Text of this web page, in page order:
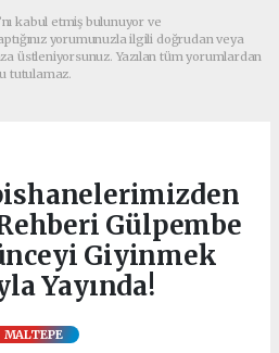
kabul etmiş bulunuyor ve
yorumunuzla ilgili doğrudan veya
üstleniyorsunuz. Yazılan tüm yorumlardan
tutulamaz.
Gülpembe
Giyinmek
Yayında!
MALTEPE